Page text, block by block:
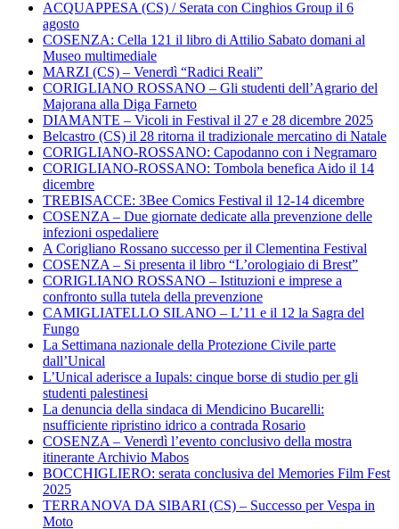
ACQUAPPESA (CS) / Serata con Cinghios Group il 6
agosto
COSENZA: Cella 121 il libro di Attilio Sabato domani al
Museo multimediale
MARZI (CS) – Venerdì “Radici Reali”
CORIGLIANO ROSSANO – Gli studenti dell’Agrario del
Majorana alla Diga Farneto
DIAMANTE – Vicoli in Festival il 27 e 28 dicembre 2025
Belcastro (CS) il 28 ritorna il tradizionale mercatino di Natale
CORIGLIANO-ROSSANO: Capodanno con i Negramaro
CORIGLIANO-ROSSANO: Tombola benefica Aido il 14
dicembre
TREBISACCE: 3Bee Comics Festival il 12-14 dicembre
COSENZA – Due giornate dedicate alla prevenzione delle
infezioni ospedaliere
A Corigliano Rossano successo per il Clementina Festival
COSENZA – Si presenta il libro “L’orologiaio di Brest”
CORIGLIANO ROSSANO – Istituzioni e imprese a
confronto sulla tutela della prevenzione
CAMIGLIATELLO SILANO – L’11 e il 12 la Sagra del
Fungo
La Settimana nazionale della Protezione Civile parte
dall’Unical
L’Unical aderisce a Iupals: cinque borse di studio per gli
studenti palestinesi
La denuncia della sindaca di Mendicino Bucarelli:
nsufficiente ripristino idrico a contrada Rosario
COSENZA – Venerdì l’evento conclusivo della mostra
itinerante Archivio Mabos
BOCCHIGLIERO: serata conclusiva del Memories Film Fest
2025
TERRANOVA DA SIBARI (CS) – Successo per Vespa in
Moto